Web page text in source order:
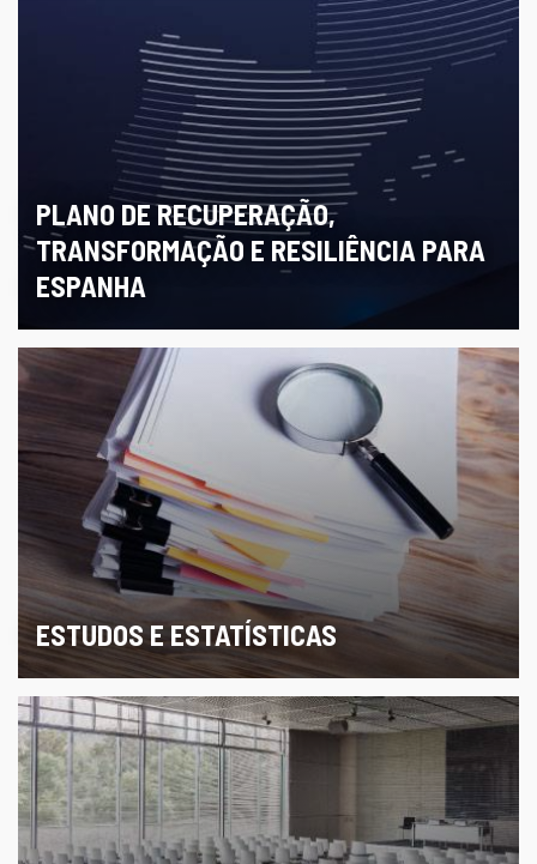
PLANO DE RECUPERAÇÃO,
TRANSFORMAÇÃO E RESILIÊNCIA PARA
ESPANHA
ESTUDOS E ESTATÍSTICAS